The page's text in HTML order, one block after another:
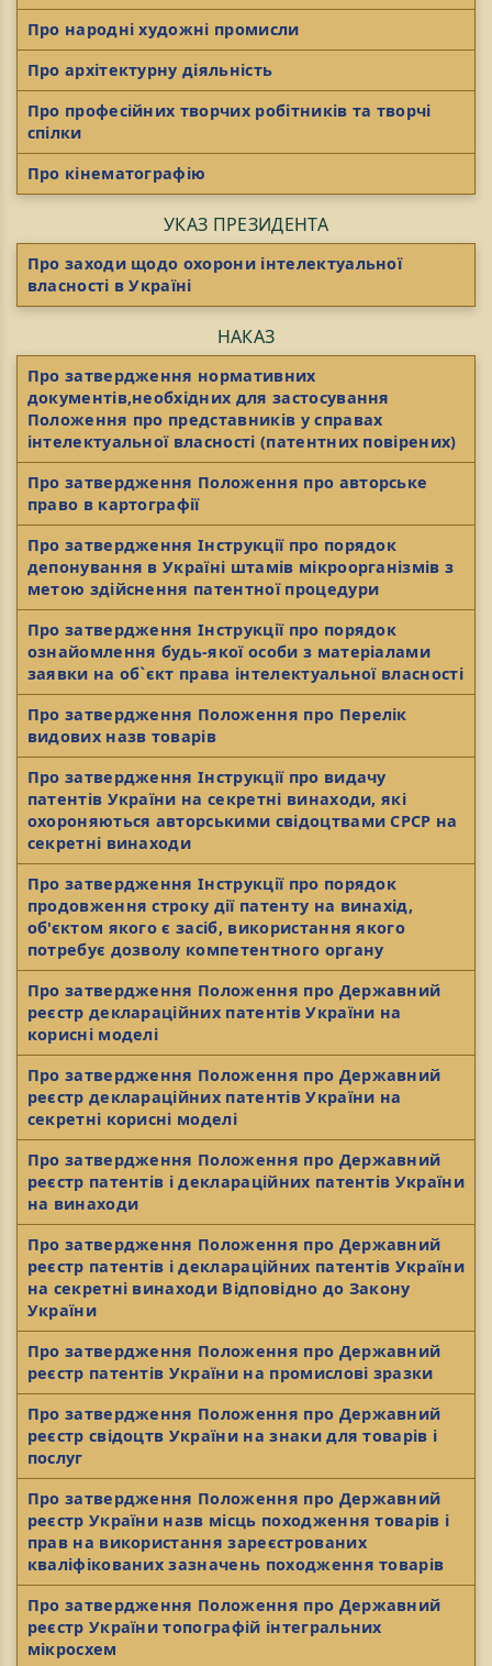
Про народні художні промисли
Про архітектурну діяльність
Про професійних творчих робітників та творчі
спілки
Про кінематографію
УКАЗ ПРЕЗИДЕНТА
Про заходи щодо охорони інтелектуальної
власності в Україні
НАКАЗ
Про затвердження нормативних
документів,необхідних для застосування
Положення про представників у справах
інтелектуальної власності (патентних повірених)
Про затвердження Положення про авторське
право в картографії
Про затвердження Інструкції про порядок
депонування в Україні штамів мікроорганізмів з
метою здійснення патентної процедури
Про затвердження Інструкції про порядок
ознайомлення будь-якої особи з матеріалами
заявки на об`єкт права інтелектуальної власності
Про затвердження Положення про Перелік
видових назв товарів
Про затвердження Інструкції про видачу
патентів України на секретні винаходи, які
охороняються авторськими свідоцтвами СРСР на
секретні винаходи
Про затвердження Інструкції про порядок
продовження строку дії патенту на винахід,
об'єктом якого є засіб, використання якого
потребує дозволу компетентного органу
Про затвердження Положення про Державний
реєстр деклараційних патентів України на
корисні моделі
Про затвердження Положення про Державний
реєстр деклараційних патентів України на
секретні корисні моделі
Про затвердження Положення про Державний
реєстр патентів і деклараційних патентів України
на винаходи
Про затвердження Положення про Державний
реєстр патентів і деклараційних патентів України
на секретні винаходи Відповідно до Закону
України
Про затвердження Положення про Державний
реєстр патентів України на промислові зразки
Про затвердження Положення про Державний
реєстр свідоцтв України на знаки для товарів і
послуг
Про затвердження Положення про Державний
реєстр України назв місць походження товарів і
прав на використання зареєстрованих
кваліфікованих зазначень походження товарів
Про затвердження Положення про Державний
реєстр України топографій інтегральних
мікросхем